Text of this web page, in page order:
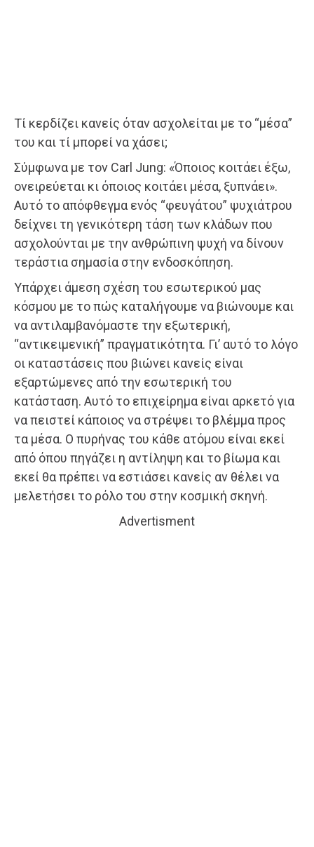
Τί κερδίζει κανείς όταν ασχολείται με το “μέσα”
του και τί μπορεί να χάσει;
Σύμφωνα με τον Carl Jung: «Όποιος κοιτάει έξω,
ονειρεύεται κι όποιος κοιτάει μέσα, ξυπνάει».
Αυτό το απόφθεγμα ενός “φευγάτου” ψυχιάτρου
δείχνει τη γενικότερη τάση των κλάδων που
ασχολούνται με την ανθρώπινη ψυχή να δίνουν
τεράστια σημασία στην ενδοσκόπηση.
Υπάρχει άμεση σχέση του εσωτερικού μας
κόσμου με το πώς καταλήγουμε να βιώνουμε και
να αντιλαμβανόμαστε την εξωτερική,
“αντικειμενική” πραγματικότητα. Γι’ αυτό το λόγο
οι καταστάσεις που βιώνει κανείς είναι
εξαρτώμενες από την εσωτερική του
κατάσταση. Αυτό το επιχείρημα είναι αρκετό για
να πειστεί κάποιος να στρέψει το βλέμμα προς
τα μέσα. Ο πυρήνας του κάθε ατόμου είναι εκεί
από όπου πηγάζει η αντίληψη και το βίωμα και
εκεί θα πρέπει να εστιάσει κανείς αν θέλει να
μελετήσει το ρόλο του στην κοσμική σκηνή.
Advertisment